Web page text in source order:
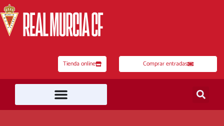
al
contenido
Tienda online Comprar entradas